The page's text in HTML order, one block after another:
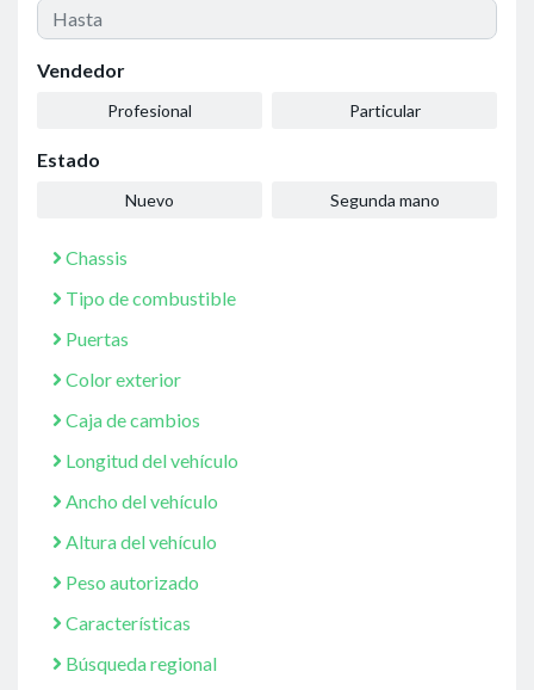
Vendedor
Profesional Particular
Estado
Nuevo Segunda mano
Chassis
Tipo de combustible
Puertas
Color exterior
Caja de cambios
Longitud del vehículo
Ancho del vehículo
Altura del vehículo
Peso autorizado
Características
Búsqueda regional